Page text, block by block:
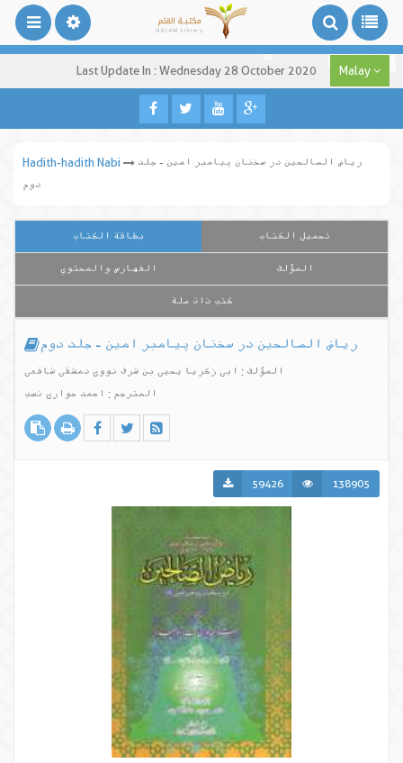
Last Update In : Wednesday 28 October 2020 Malay
Hadith-hadith Nabi
ریاض الصالحین در سخنان پیامبر امین - جلد
دوم
بطاقة الكتاب تحميل الكتاب
الفهارس والمحتوي المؤلف
كتب ذات صلة
ریاض الصالحین در سخنان پیامبر امین - جلد دوم
المؤلف : ابی زکریا یحیی بن شرف نووی دمشقی شافعی
المترجم : احمد حواری نسب
59426 138905